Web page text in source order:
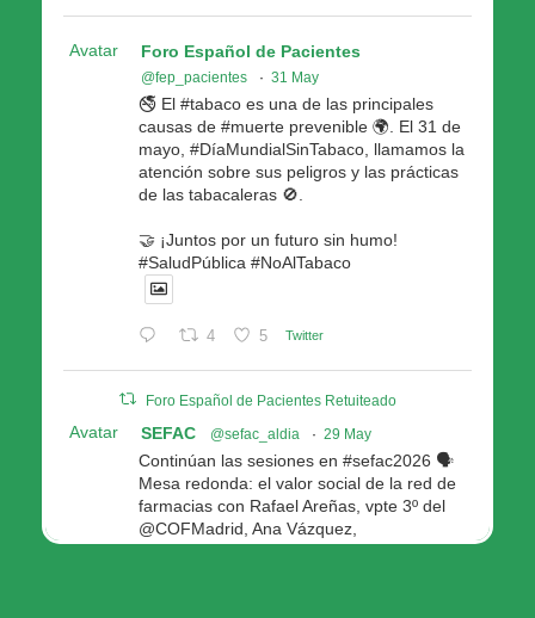
Avatar Foro Español de Pacientes
@fep_pacientes · 31 May
🚭 El #tabaco es una de las principales
causas de #muerte prevenible 🌍. El 31 de
mayo, #DíaMundialSinTabaco, llamamos la
atención sobre sus peligros y las prácticas
de las tabacaleras 🚫.
🤝 ¡Juntos por un futuro sin humo!
#SaludPública #NoAlTabaco
4 5 Twitter
Foro Español de Pacientes Retuiteado
Avatar SEFAC @sefac_aldia · 29 May
Continúan las sesiones en #sefac2026 🗣️
Mesa redonda: el valor social de la red de
farmacias con Rafael Areñas, vpte 3º del
@COFMadrid, Ana Vázquez,